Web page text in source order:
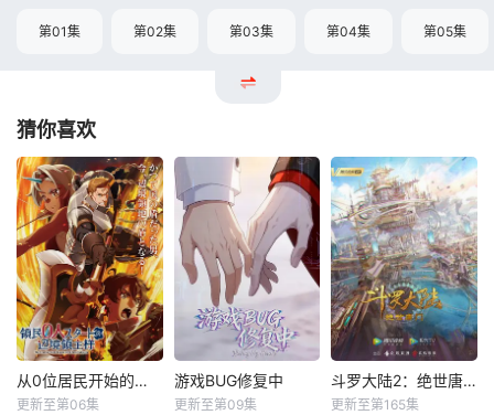
第01集 第02集 第03集 第04集 第05集
猜你喜欢
从0位居民开始的边境领主大人
更新至第06集
游戏BUG修复中
更新至第09集
斗罗大陆2：绝世唐门
更新至第165集